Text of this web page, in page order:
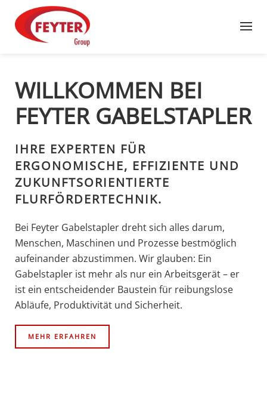
Zum Hauptinhalt springen
WILLKOMMEN BEI
FEYTER GABELSTAPLER
IHRE EXPERTEN FÜR
ERGONOMISCHE, EFFIZIENTE UND
ZUKUNFTSORIENTIERTE
FLURFÖRDERTECHNIK.
Bei Feyter Gabelstapler dreht sich alles darum,
Menschen, Maschinen und Prozesse bestmöglich
aufeinander abzustimmen. Wir glauben: Ein
Gabelstapler ist mehr als nur ein Arbeitsgerät – er
ist ein entscheidender Baustein für reibungslose
Abläufe, Produktivität und Sicherheit.
MEHR ERFAHREN